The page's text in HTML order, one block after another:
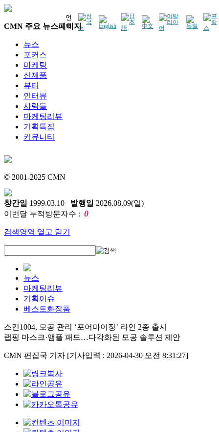
언
어
CMN 주요 뉴스페이지
뉴스
포커스
마케팅
신제품
뷰티
인터뷰
사람들
마케팅리뷰
기획특집
커뮤니티
© 2001-2025 CMN
창간일 1999.03.10 발행일 2026.08.09(일)
이번달 누적방문자수 : 0
검색영역 열고 닫기
뉴스
마케팅리뷰
기획이슈
베스트화장품
스킨1004, 모공 관리 ‘포어마이징’ 라인 2종 출시
랩핑 마스크·앰플 패드…다각화된 모공 솔루션 제안
CMN 편집국 기자 [기사입력 : 2026-04-30 오전 8:31:27]